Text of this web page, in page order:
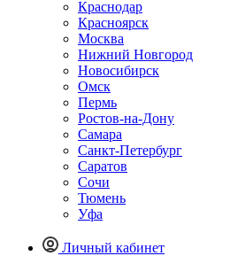
Краснодар
Красноярск
Москва
Нижний Новгород
Новосибирск
Омск
Пермь
Ростов-на-Дону
Самара
Санкт-Петербург
Саратов
Сочи
Тюмень
Уфа
Личный кабинет